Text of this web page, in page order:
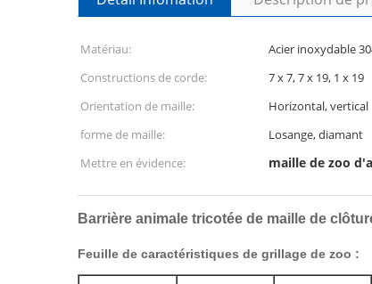
Matériau: Acier inoxydable
Constructions de corde:
7 x 7, 7 x 19, 1 x 19
Orientation de maille:
Horizontal, vertical
forme de maille:
Losange, diamant
Mettre en évidence:
maille de zoo
Barrière animale tricotée de maille de
Feuille de caractéristiques de grillage de zoo :